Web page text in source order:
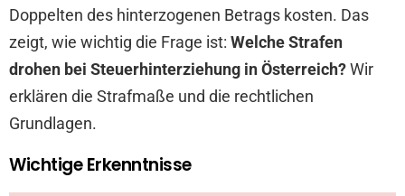
Doppelten des hinterzogenen Betrags kosten. Das
zeigt, wie wichtig die Frage ist: Welche Strafen
drohen bei Steuerhinterziehung in Österreich?Wir
erklären die Strafmaße und die rechtlichen
Grundlagen.
Wichtige Erkenntnisse